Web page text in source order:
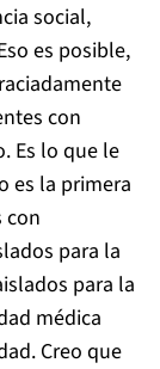
social,
es posible,
con
Es lo que le
es la primera
con
para la
para la
médica
Creo que